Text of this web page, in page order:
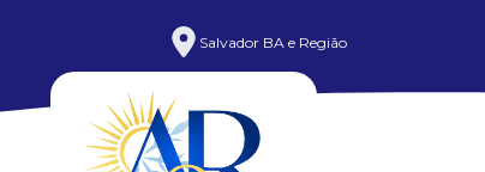
Salvador BA e Região